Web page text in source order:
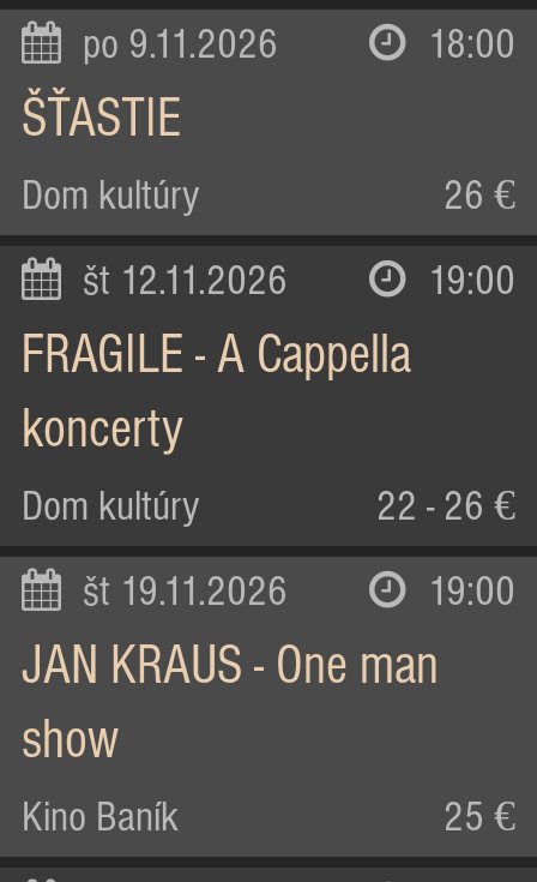
po 9.11.2026 18:00
ŠŤASTIE
Dom kultúry 26 €
št 12.11.2026 19:00
FRAGILE - A Cappella
koncerty
Dom kultúry 22 - 26 €
št 19.11.2026 19:00
JAN KRAUS - One man
show
Kino Baník 25 €